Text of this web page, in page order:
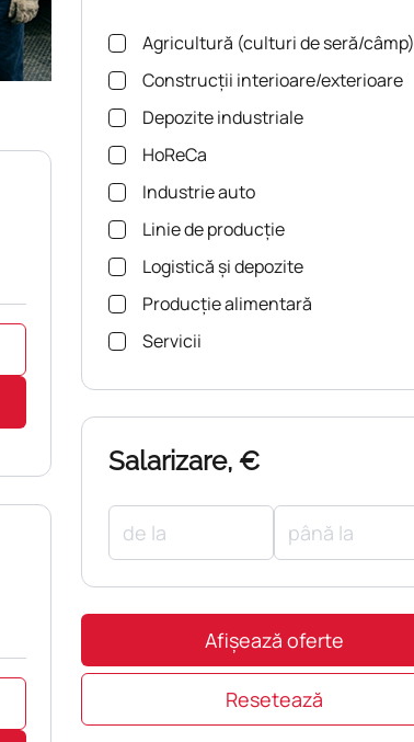
Agricultură (culturi de seră/câmp)
Construcții interioare/exterioare
Depozite industriale
HoReCa
Industrie auto
Linie de producție
Logistică și depozite
Producție alimentară
Servicii
Salarizare, €
Afișează oferte
Resetează